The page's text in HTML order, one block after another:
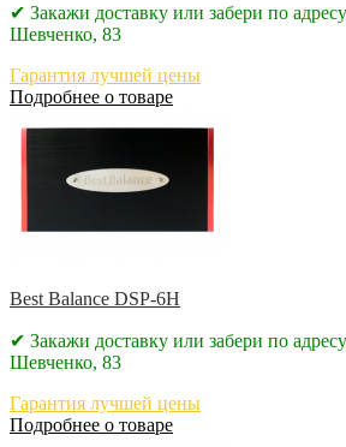
✔ Закажи доставку или забери по
Шевченко, 83
Гарантия лучшей цены
Подробнее о товаре
Best Balance DSP-6H
✔ Закажи доставку или забери по
Шевченко, 83
Гарантия лучшей цены
Подробнее о товаре